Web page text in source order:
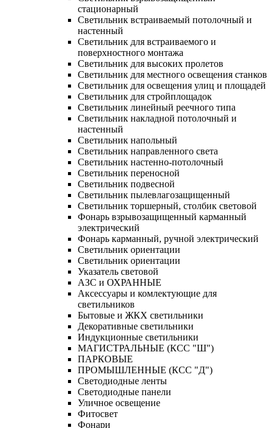
стационарный
Светильник встраиваемый потолочный и
настенный
Светильник для встраиваемого и
поверхностного монтажа
Светильник для высоких пролетов
Светильник для местного освещения станков
Светильник для освещения улиц и площадей
Светильник для стройплощадок
Светильник линейный реечного типа
Светильник накладной потолочный и
настенный
Светильник напольный
Светильник направленного света
Светильник настенно-потолочный
Светильник переносной
Светильник подвесной
Светильник пылевлагозащищенный
Светильник торшерный, столбик световой
Фонарь взрывозащищенный карманный
электрический
Фонарь карманный, ручной электрический
Светильник ориентации
Светильник ориентации
Указатель световой
АЗС и ОХРАННЫЕ
Аксессуары и комлектующие для
светильников
Бытовые и ЖКХ светильники
Декоративные светильники
Индукционные светильники
МАГИСТРАЛЬНЫЕ (КСС "Ш")
ПАРКОВЫЕ
ПРОМЫШЛЕННЫЕ (КСС "Д")
Светодиодные ленты
Светодиодные панели
Уличное освещение
Фитосвет
Фонари